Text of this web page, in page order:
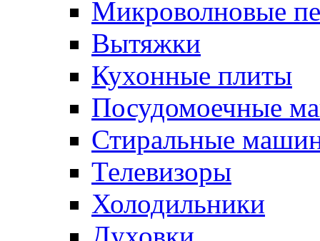
Микроволновые
Вытяжки
Кухонные плиты
Посудомоечные
Стиральные
Телевизоры
Холодильники